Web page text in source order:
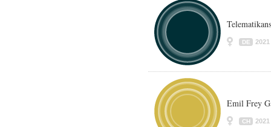
DE 2021
Emil Frey
CH 2021